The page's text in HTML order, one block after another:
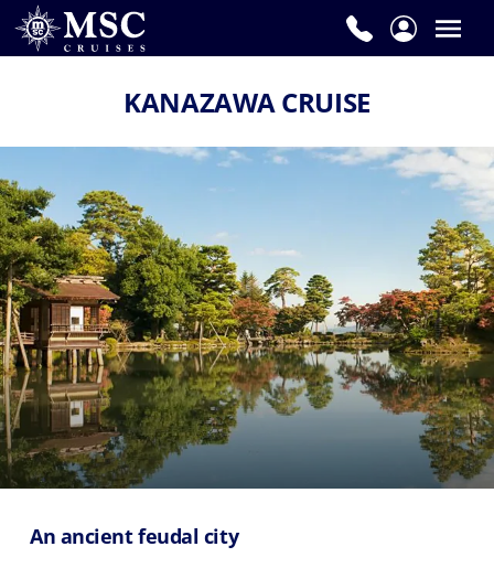
KANAZAWA CRUISE
An ancient feudal city